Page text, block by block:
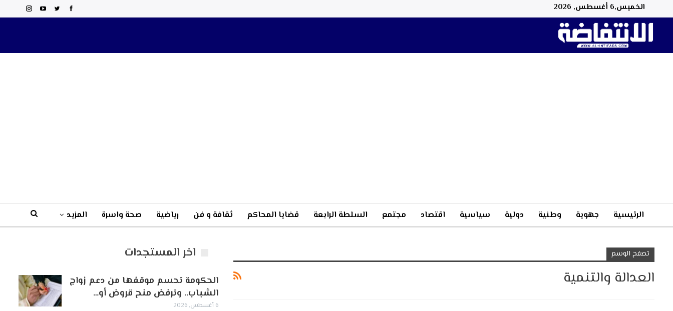
الخميس,6 أغسطس, 2026
الرئيسية جهوية وطنية دولية سياسية اقتصاد مجتمع السلطة الرابعة قضايا المحاكم ثقافة و فن رياضية صحة واسرة المزيد
تصفح الوسم
العدالة والتنمية
اخر المستجدات
الحكومة تحسم موقفها من دعم زواج
الشباب.. وترفض منح قروض أو…
6 أغسطس, 2026